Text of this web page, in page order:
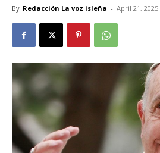
By Redacción La voz isleña - April 21, 2025